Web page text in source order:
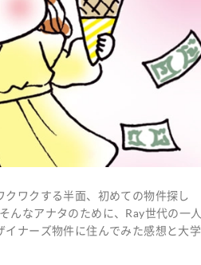
ワクする半面、初めての物件探し
んなアナタのために、Ray世代の一人
ナーズ物件に住んでみた感想と大学